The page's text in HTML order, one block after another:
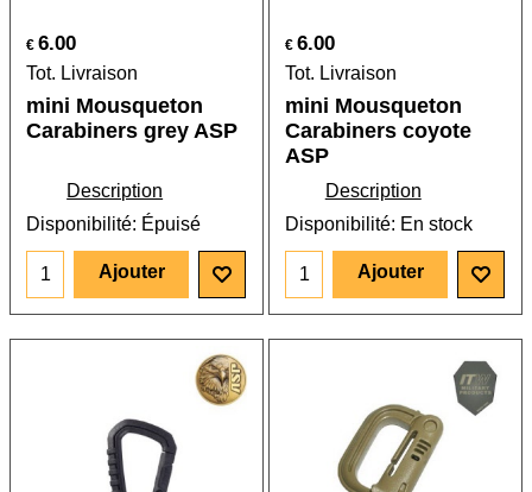
€ 6.00
Tot. Livraison
mini Mousqueton
Carabiners grey ASP
Description
Disponibilité: Épuisé
Ajouter
€ 6.00
Tot. Livraison
mini Mousqueton
Carabiners coyote
ASP
Description
Disponibilité: En stock
Ajouter